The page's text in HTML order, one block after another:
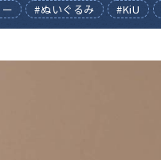
#ぬいぐるみ #KiU